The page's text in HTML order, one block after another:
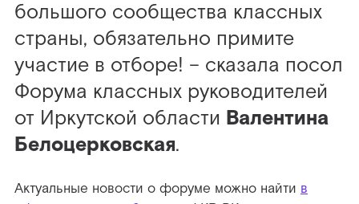
большого сообщества классных
страны, обязательно примите
участие в отборе! – сказала посол
Форума классных руководителей
от Иркутской области Валентина
Белоцерковская.
Актуальные новости о форуме можно найти в